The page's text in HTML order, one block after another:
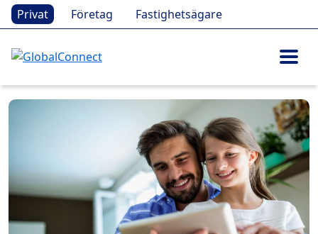
Privat Företag Fastighetsägare